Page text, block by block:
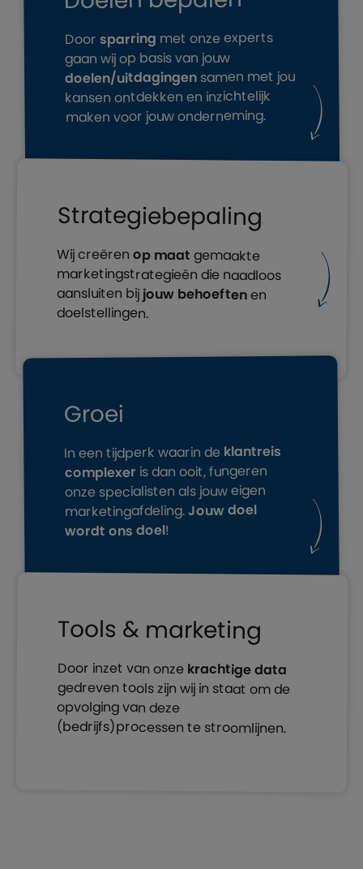
Door sparring met onze experts
gaan wij op basis van jouw
doelen/uitdagingen samen met jou
kansen ontdekken en inzichtelijk
maken voor jouw onderneming.
Strategiebepaling
Wij creëren op maat gemaakte
marketingstrategieën die naadloos
aansluiten bij jouw behoeftenen
doelstellingen.
Groei
In een tijdperk waarin de klantreis
complexer is dan ooit, fungeren
onze specialisten als jouw eigen
marketingafdeling.Jouw doel
wordt ons doel!
Tools & marketing
Door inzet van onze krachtige data
gedreven tools zijn wij in staat om de
opvolging van deze
(bedrijfs)processen te stroomlijnen.